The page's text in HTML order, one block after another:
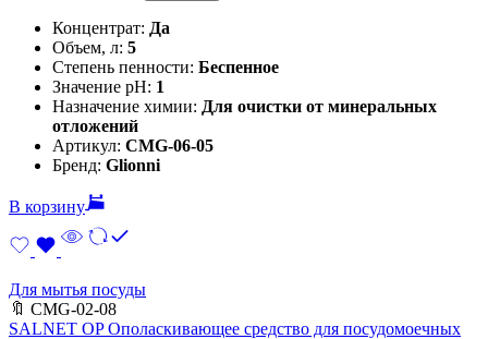
Концентрат: Да
Объем, л: 5
Степень пенности: Беспенное
Значение pH: 1
Назначение химии: Для очистки от минеральных
отложений
Артикул: CMG-06-05
Бренд: Glionni
В корзину
Для мытья посуды
🔖 CMG-02-08
SALNET OP Ополаскивающее средство для посудомоечных